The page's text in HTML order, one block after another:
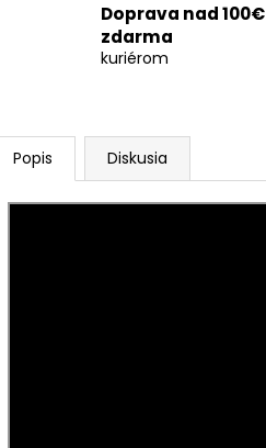
Doprava nad 100€
zdarma
kuriérom
Popis Diskusia